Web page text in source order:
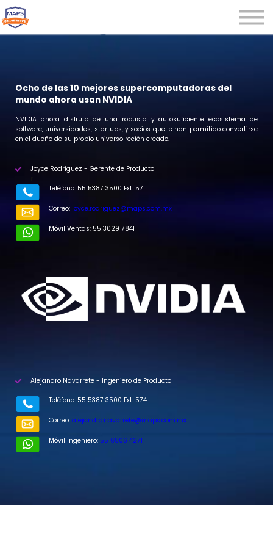
Seminarios
Iniciar sesión
Ocho de las 10 mejores supercomputadoras del
mundo ahora usan NVIDIA
NVIDIA ahora disfruta de una robusta y autosuficiente ecosistema de
software, universidades, startups, y socios que le han permitido convertirse
en el dueño de su propio universo recién creado.
Joyce Rodríguez - Gerente de Producto
Teléfono: 55 5387 3500 Ext. 571
Correo: joyce.rodriguez@maps.com.mx
Móvil Ventas: 55 3029 7841
Alejandro Navarrete - Ingeniero de Producto
Teléfono: 55 5387 3500 Ext. 574
Correo: alejandro.navarrete@maps.com.mx
Móvil Ingeniero: 55 6806 4271